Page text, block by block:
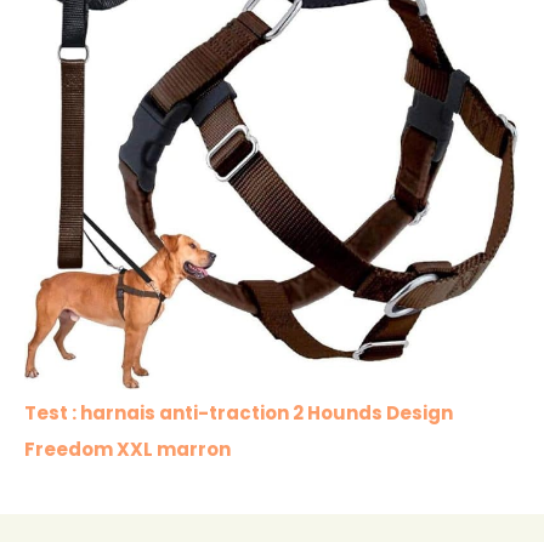
Test : harnais anti-traction 2 Hounds Design
Freedom XXL marron